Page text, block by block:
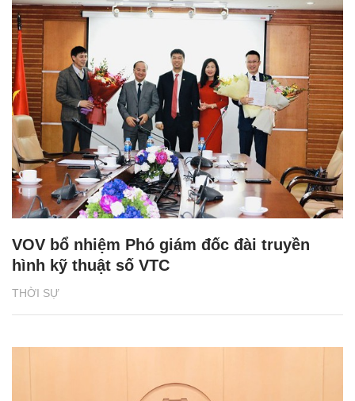
THỜI SỰ
VOV bổ nhiệm Phó giám đốc đài truyền
hình kỹ thuật số VTC